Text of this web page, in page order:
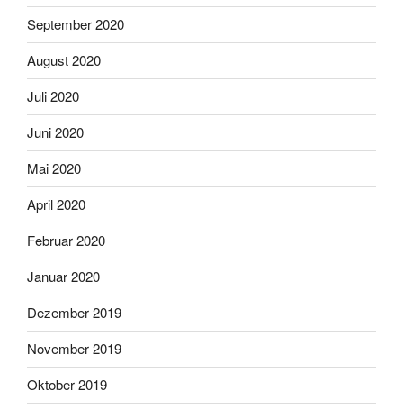
September 2020
August 2020
Juli 2020
Juni 2020
Mai 2020
April 2020
Februar 2020
Januar 2020
Dezember 2019
November 2019
Oktober 2019